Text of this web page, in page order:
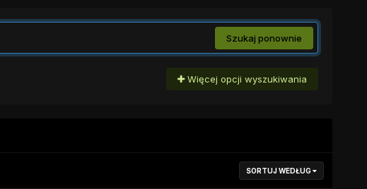
Szukaj ponownie
Więcej opcji wyszukiwania
SORTUJ WEDŁUG